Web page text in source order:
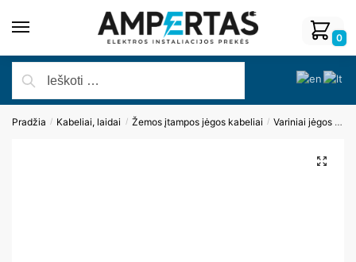
0
Pradžia / Kabeliai, laidai / Žemos įtampos jėgos kabeliai / Variniai jėgos kabeliai
🔍